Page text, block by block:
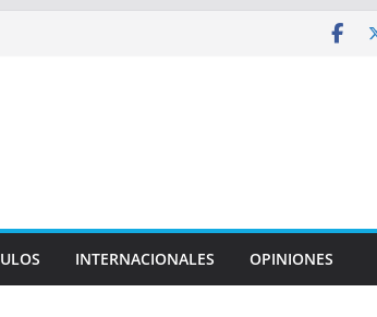
INTERNACIONALES OPINIONES